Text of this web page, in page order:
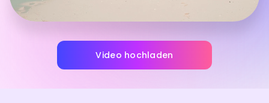
Video hochladen